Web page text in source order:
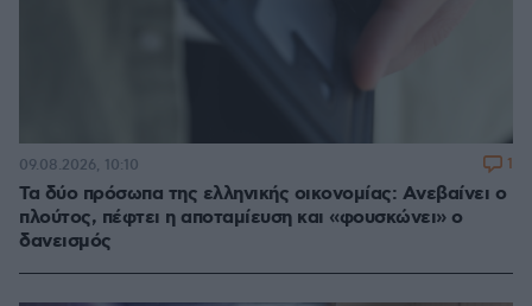
Τα δύο πρόσωπα της ελληνικής οικονομίας: Aνεβαίνει ο
πλούτος, πέφτει η αποταμίευση και «φουσκώνει» ο
δανεισμός
09.08.2026, 10:10 1